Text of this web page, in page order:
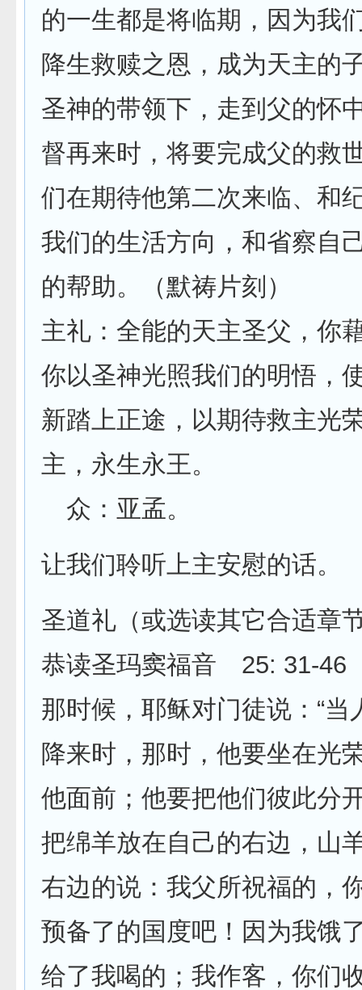
的一生都是将临期，因为我
降生救赎之恩，成为天主的
圣神的带领下，走到父的怀
督再来时，将要完成父的救
们在期待他第二次来临、和
我们的生活方向，和省察自
的帮助。（默祷片刻）
主礼：全能的天主圣父，你
你以圣神光照我们的明悟，
新踏上正途，以期待救主光
主，永生永王。
众：亚孟。
让我们聆听上主安慰的话。
圣道礼（或选读其它合适章
恭读圣玛窦福音 25: 31-46
那时候，耶稣对门徒说：“
降来时，那时，他要坐在光
他面前；他要把他们彼此分
把绵羊放在自己的右边，山
右边的说：我父所祝福的，
预备了的国度吧！因为我饿
给了我喝的；我作客，你们